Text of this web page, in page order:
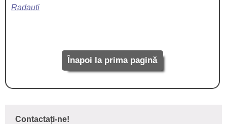
Radauti
Înapoi la prima pagină
Contactați-ne!